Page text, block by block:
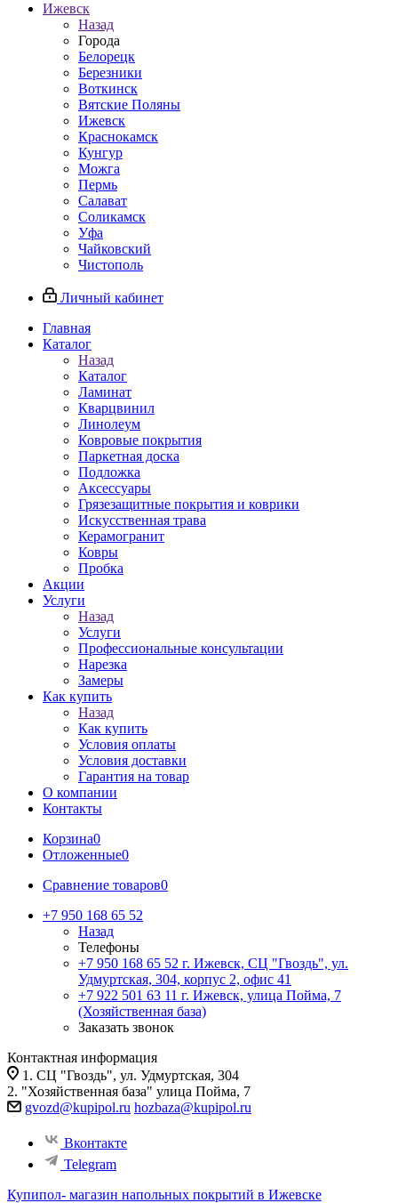
Ижевск
Назад
Города
Белорецк
Березники
Воткинск
Вятские Поляны
Ижевск
Краснокамск
Кунгур
Можга
Пермь
Салават
Соликамск
Уфа
Чайковский
Чистополь
Личный кабинет
Главная
Каталог
Назад
Каталог
Ламинат
Кварцвинил
Линолеум
Ковровые покрытия
Паркетная доска
Подложка
Аксессуары
Грязезащитные покрытия и коврики
Искусственная трава
Керамогранит
Ковры
Пробка
Акции
Услуги
Назад
Услуги
Профессиональные консультации
Нарезка
Замеры
Как купить
Назад
Как купить
Условия оплаты
Условия доставки
Гарантия на товар
О компании
Контакты
Корзина0
Отложенные0
Сравнение товаров0
+7 950 168 65 52
Назад
Телефоны
+7 950 168 65 52 г. Ижевск, СЦ "Гвоздь", ул.
Удмуртская, 304, корпус 2, офис 41
+7 922 501 63 11 г. Ижевск, улица Пойма, 7
(Хозяйственная база)
Заказать звонок
Контактная информация
1. СЦ "Гвоздь", ул. Удмуртская, 304
2. "Хозяйственная база" улица Пойма, 7
gvozd@kupipol.ru hozbaza@kupipol.ru
Вконтакте
Telegram
Купипол- магазин напольных покрытий в Ижевске